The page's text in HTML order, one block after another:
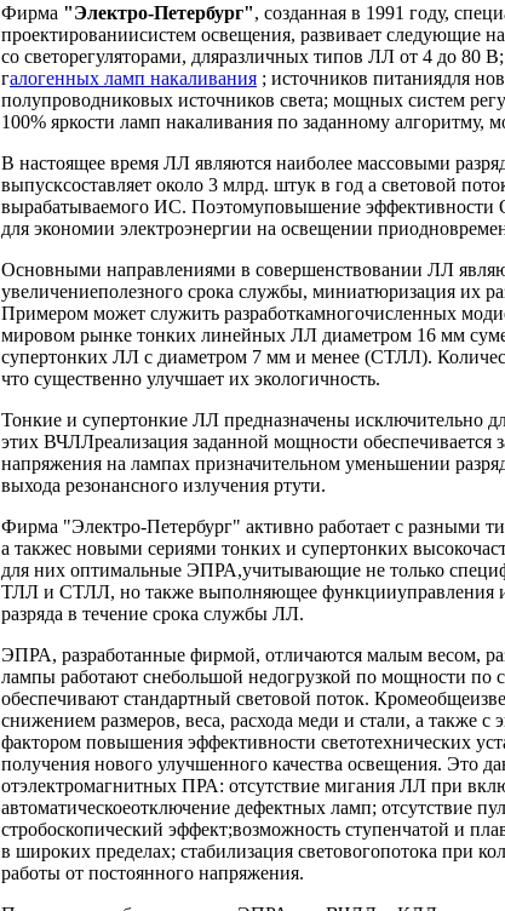
Фирма "Электро-Петербург", созданная в 1991 году,
проектированиисистем освещения, развивает следующие
со светорегуляторами, дляразличных типов ЛЛ от 4 до 80
галогенных ламп накаливания ; источников питаниядля
полупроводниковых источников света; мощных систем
100% яркости ламп накаливания по заданному алгоритму,
В настоящее время ЛЛ являются наиболее массовыми
выпусксоставляет около 3 млрд. штук в год а световой
вырабатываемого ИС. Поэтомуповышение эффективности
для экономии электроэнергии на освещении
Основными направлениями в совершенствовании ЛЛ
увеличениеполезного срока службы, миниатюризация их
Примером может служить разработкамногочисленных
мировом рынке тонких линейных ЛЛ диаметром 16 мм
супертонких ЛЛ с диаметром 7 мм и менее (СТЛЛ).
что существенно улучшает их экологичность.
Тонкие и супертонкие ЛЛ предназначены исключительно
этих ВЧЛЛреализация заданной мощности обеспечивается
напряжения на лампах призначительном уменьшении
выхода резонансного излучения ртути.
Фирма "Электро-Петербург" активно работает с разными
а такжес новыми сериями тонких и супертонких
для них оптимальные ЭПРА,учитывающие не только
ТЛЛ и СТЛЛ, но также выполняющее функцииуправления и
разряда в течение срока службы ЛЛ.
ЭПРА, разработанные фирмой, отличаются малым весом,
лампы работают снебольшой недогрузкой по мощности по
обеспечивают стандартный световой поток.
снижением размеров, веса, расхода меди и стали, а также
фактором повышения эффективности светотехнических
получения нового улучшенного качества освещения. Это
отэлектромагнитных ПРА: отсутствие мигания ЛЛ при
автоматическоеотключение дефектных ламп; отсутствие
стробоскопический эффект;возможность ступенчатой и
в широких пределах; стабилизация световогопотока при
работы от постоянного напряжения.